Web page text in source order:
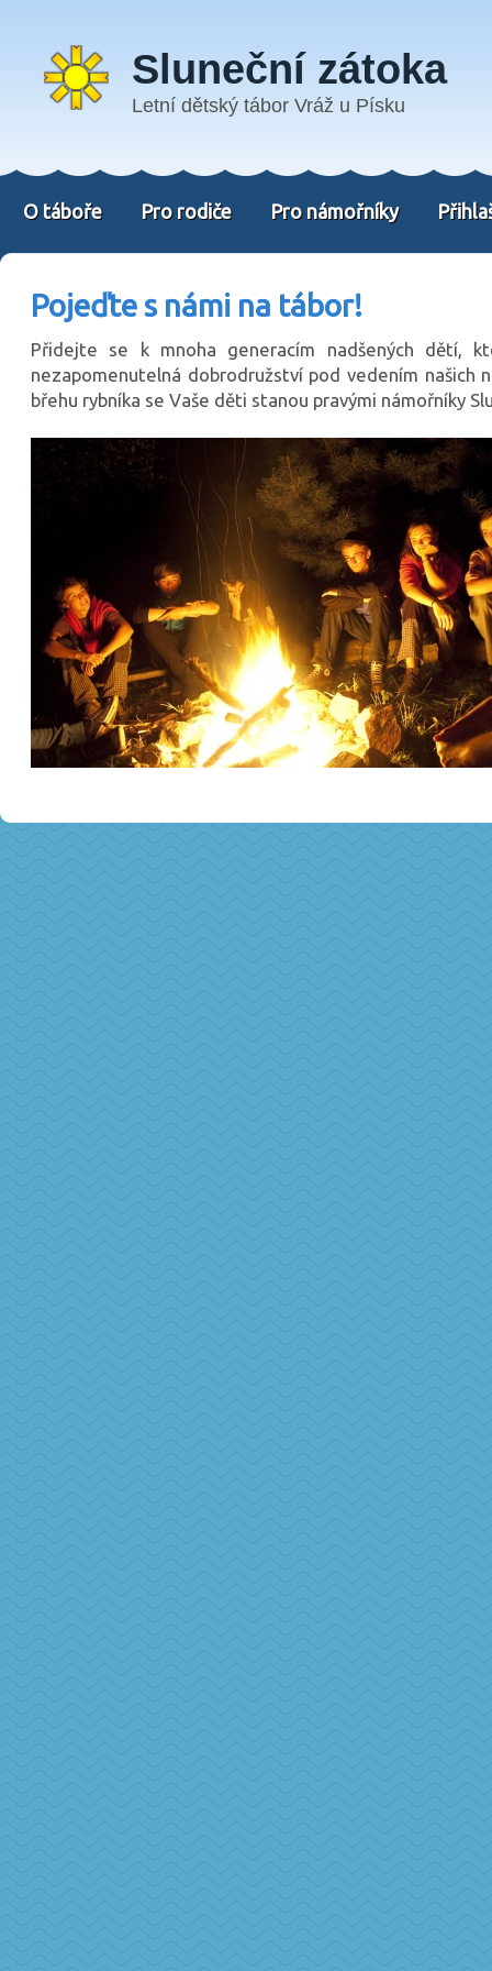
Sluneční zátoka
Letní dětský tábor Vráž u Písku
O táboře Pro rodiče Pro námořníky
Pojeďte s námi na tábor!
Přidejte se k mnoha generacím nadšených dětí,
nezapomenutelná dobrodružství pod vedením našich
břehu rybníka se Vaše děti stanou pravými námořníky